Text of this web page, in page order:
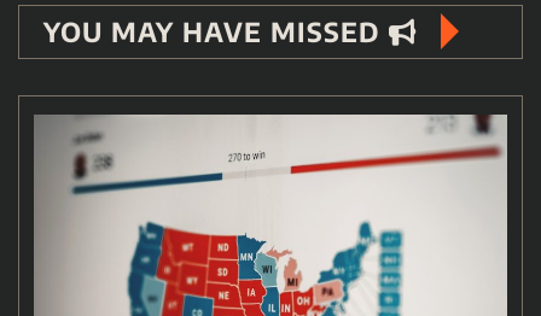
YOU MAY HAVE MISSED